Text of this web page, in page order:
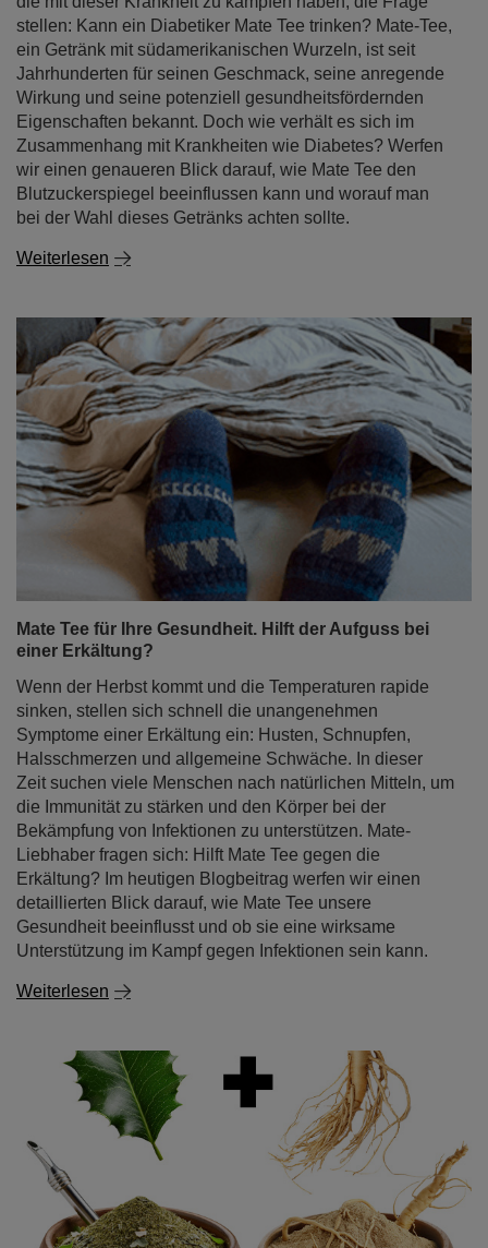
stellen: Kann ein Diabetiker Mate Tee trinken? Mate-Tee,
ein Getränk mit südamerikanischen Wurzeln, ist seit
Jahrhunderten für seinen Geschmack, seine anregende
Wirkung und seine potenziell gesundheitsfördernden
Eigenschaften bekannt. Doch wie verhält es sich im
Zusammenhang mit Krankheiten wie Diabetes? Werfen
wir einen genaueren Blick darauf, wie Mate Tee den
Blutzuckerspiegel beeinflussen kann und worauf man
bei der Wahl dieses Getränks achten sollte.
Weiterlesen
Mate Tee für Ihre Gesundheit. Hilft der Aufguss bei
einer Erkältung?
Wenn der Herbst kommt und die Temperaturen rapide
sinken, stellen sich schnell die unangenehmen
Symptome einer Erkältung ein: Husten, Schnupfen,
Halsschmerzen und allgemeine Schwäche. In dieser
Zeit suchen viele Menschen nach natürlichen Mitteln, um
die Immunität zu stärken und den Körper bei der
Bekämpfung von Infektionen zu unterstützen. Mate-
Liebhaber fragen sich: Hilft Mate Tee gegen die
Erkältung? Im heutigen Blogbeitrag werfen wir einen
detaillierten Blick darauf, wie Mate Tee unsere
Gesundheit beeinflusst und ob sie eine wirksame
Unterstützung im Kampf gegen Infektionen sein kann.
Weiterlesen